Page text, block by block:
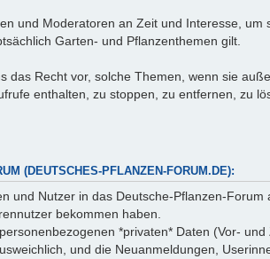
und Moderatoren an Zeit und Interesse,
Garten- und Pflanzenthemen gilt.
das Recht vor, solche Themen, wenn sie
enthalten, zu stoppen, zu entfernen, zu
(DEUTSCHES-PFLANZEN-FORUM.DE):
und Nutzer in das Deutsche-Pflanzen-
bekommen haben.
*privaten* Daten (Vor-
und die Neuanmeldungen,